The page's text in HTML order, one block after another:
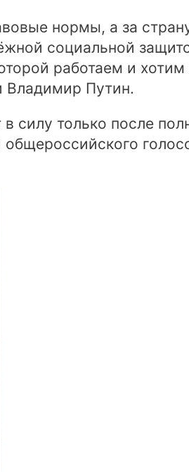
нормы, а за
социальной
работаем и хотим
Владимир Путин.
силу только после